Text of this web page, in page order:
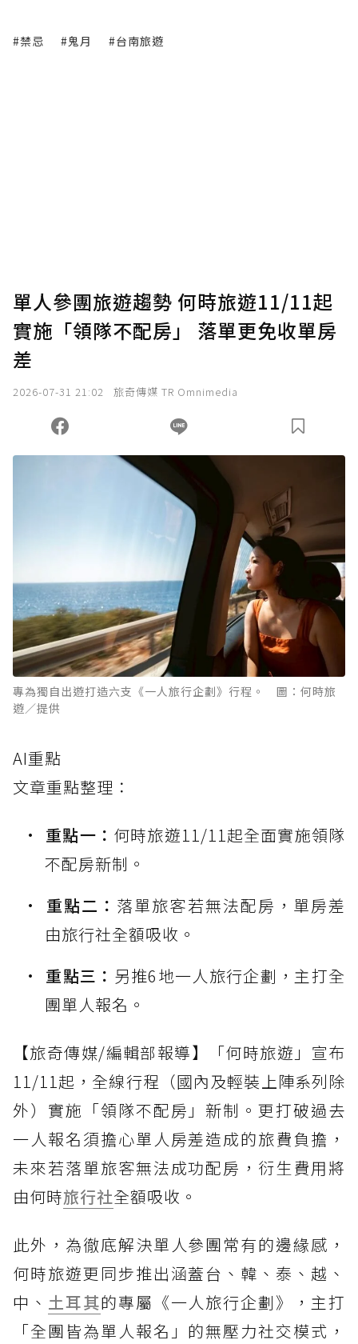
#禁忌 #鬼月 #台南旅遊
單人參團旅遊趨勢 何時旅遊11/11起
實施「領隊不配房」 落單更免收單房
差
2026-07-31 21:02 旅奇傳媒 TR Omnimedia
專為獨自出遊打造六支《一人旅行企劃》行程。 圖：何時旅
遊／提供
AI重點
文章重點整理：
重點一： 何時旅遊11/11起全面實施領隊
不配房新制。
重點二： 落單旅客若無法配房，單房差
由旅行社全額吸收。
重點三： 另推6地一人旅行企劃，主打全
團單人報名。
【旅奇傳媒/編輯部報導】「何時旅遊」宣布
11/11起，全線行程（國內及輕裝上陣系列除
外）實施「領隊不配房」新制。更打破過去
一人報名須擔心單人房差造成的旅費負擔，
未來若落單旅客無法成功配房，衍生費用將
由何時旅行社全額吸收。
此外，為徹底解決單人參團常有的邊緣感，
何時旅遊更同步推出涵蓋台、韓、泰、越、
中、 土耳其的專屬《一人旅行企劃》，主打
「全團皆為單人報名」的無壓力社交模式，